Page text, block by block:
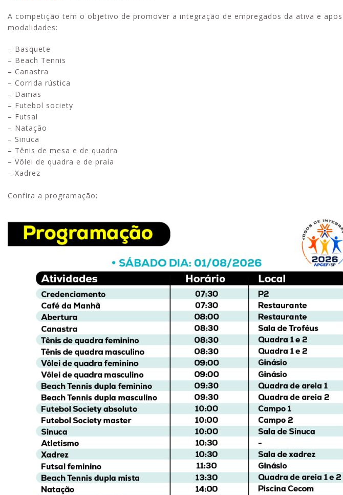
A competição tem o objetivo de promover a integração de empregados da ativa e
modalidades:
– Basquete
– Beach Tennis
– Canastra
– Corrida rústica
– Damas
– Futebol society
– Futsal
– Natação
– Sinuca
– Tênis de mesa e de quadra
– Vôlei de quadra e de praia
– Xadrez
Confira a programação: